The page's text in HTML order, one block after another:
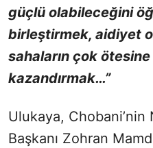
güçlü olabileceğini
birleştirmek, aidiyet
sahaların çok
kazandırmak…”
Ulukaya,
Başkanı Zohran